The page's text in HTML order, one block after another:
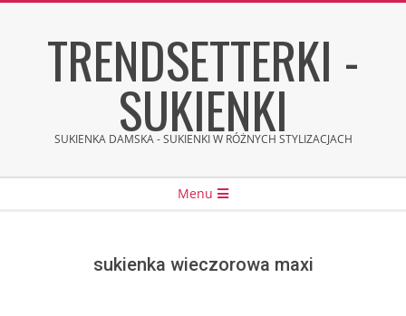
TRENDSETTERKI -
SUKIENKI
SUKIENKA DAMSKA - SUKIENKI W RÓŻNYCH STYLIZACJACH
Menu
sukienka wieczorowa maxi